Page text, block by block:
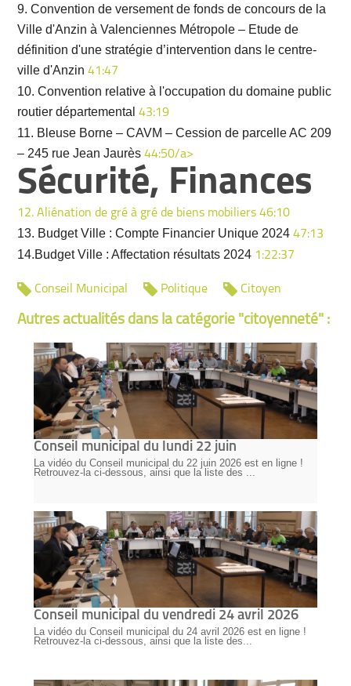
9. Convention de versement de fonds de concours de la
Ville d'Anzin à Valenciennes Métropole – Etude de
définition d'une stratégie d’intervention dans le centre-
ville d'Anzin41:47
10. Convention relative à l'occupation du domaine public
routier départemental43:19
11. Bleuse Borne – CAVM – Cession de parcelle AC 209
– 245 rue Jean Jaurès44:50/a>
Sécurité, Finances
12. Aliénation de gré à gré de biens mobiliers46:10
13. Budget Ville : Compte Financier Unique 202447:13
14.Budget Ville : Affectation résultats 2024 1:22:37
Conseil Municipal Politique Citoyen
Autres actualités dans la catégorie "citoyenneté" :
Conseil municipal du lundi 22 juin
La vidéo du Conseil municipal du 22 juin 2026 est en ligne !
Retrouvez-la ci-dessous, ainsi que la liste des ...
Conseil municipal du vendredi 24 avril 2026
La vidéo du Conseil municipal du 24 avril 2026 est en ligne !
Retrouvez-la ci-dessous, ainsi que la liste des...